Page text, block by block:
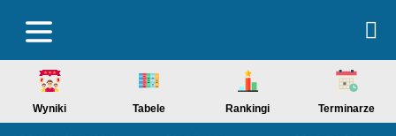
Wyniki Tabele Rankingi Terminarze